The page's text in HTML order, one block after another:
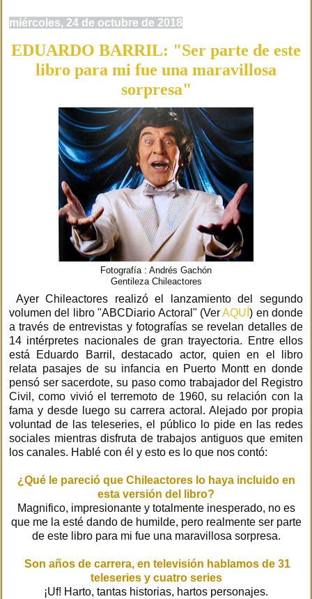
miércoles, 24 de octubre de 2018
EDUARDO BARRIL: "Ser parte de este
libro para mi fue una maravillosa
sorpresa"
Fotografía : Andrés Gachón
Gentileza Chileactores
Ayer Chileactores realizó el lanzamiento del segundo
volumen del libro "ABCDiario Actoral" (VerAQUÍ) en donde
a través de entrevistas y fotografías se revelan detalles de
14 intérpretes nacionales de gran trayectoria. Entre ellos
está Eduardo Barril, destacado actor, quien en el libro
relata pasajes de su infancia en Puerto Montt en donde
pensó ser sacerdote, su paso como trabajador del Registro
Civil, como vivió el terremoto de 1960, su relación con la
fama y desde luego su carrera actoral. Alejado por propia
voluntad de las teleseries, el público lo pide en las redes
sociales mientras disfruta de trabajos antiguos que emiten
los canales. Hablé con él y esto es lo que nos contó:
¿Qué le pareció que Chileactores lo haya incluido en
esta versión del libro?
Magnifico, impresionante y totalmente inesperado, no es
que me la esté dando de humilde, pero realmente ser parte
de este libro para mi fue una maravillosa sorpresa.
Son años de carrera, en televisión hablamos de 31
teleseries y cuatro series
¡Uf! Harto, tantas historias, hartos personajes.